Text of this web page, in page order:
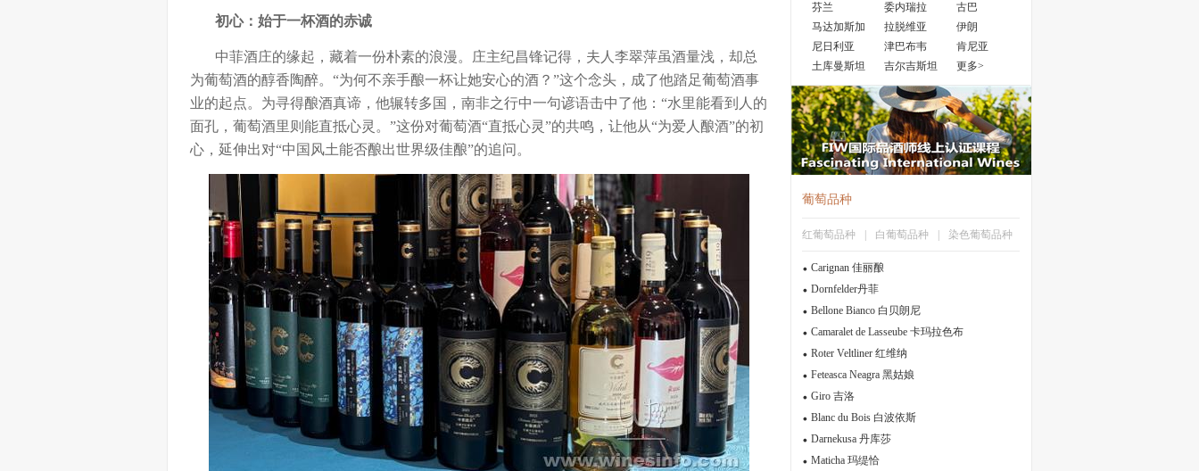
初心：始于一杯酒的赤诚
中菲酒庄的缘起，藏着一份朴素的浪漫。庄主纪昌锋记得，夫人李翠萍虽酒量浅，却总
为葡萄酒的醇香陶醉。“为何不亲手酿一杯让她安心的酒？”这个念头，成了他踏足葡萄酒事
业的起点。为寻得酿酒真谛，他辗转多国，南非之行中一句谚语击中了他：“水里能看到人的
面孔，葡萄酒里则能直抵心灵。”这份对葡萄酒“直抵心灵”的共鸣，让他从“为爱人酿酒”的初
心，延伸出对“中国风土能否酿出世界级佳酿”的追问。
芬兰
委内瑞拉
古巴
马达加斯加
拉脱维亚
伊朗
尼日利亚
津巴布韦
肯尼亚
土库曼斯坦
吉尔吉斯坦 更多>
葡萄品种
红葡萄品种 白葡萄品种 染色葡萄品种
Carignan 佳丽酿
Dornfelder丹菲
Bellone Bianco 白贝朗尼
Camaralet de Lasseube 卡玛拉色布
Roter Veltliner 红维纳
Feteasca Neagra 黑姑娘
Giro 吉洛
Blanc du Bois 白波依斯
Darnekusa 丹库莎
Maticha 玛缇恰